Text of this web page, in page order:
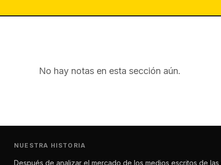
No hay notas en esta sección aún.
NUESTRA HISTORIA
Después de analizar el mercado de los medios escritos de